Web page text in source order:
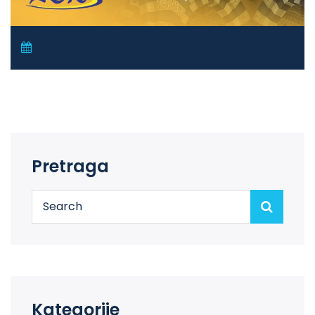
Pretraga
Kategorije